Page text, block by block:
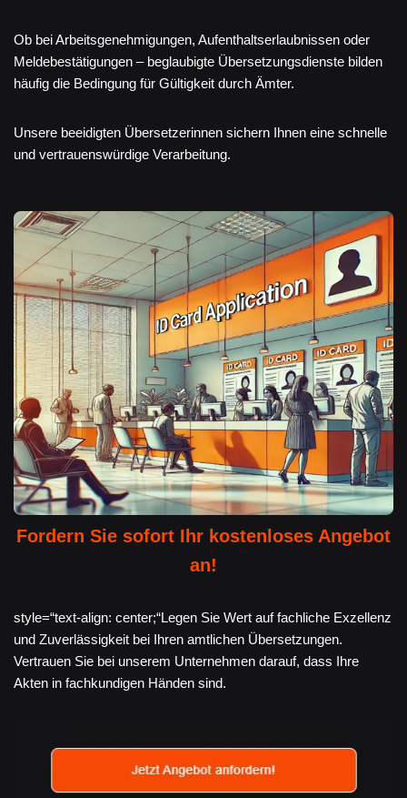
Ob bei Arbeitsgenehmigungen, Aufenthaltserlaubnissen oder
Meldebestätigungen – beglaubigte Übersetzungsdienste bilden
häufig die Bedingung für Gültigkeit durch Ämter.
Unsere beeidigten Übersetzerinnen sichern Ihnen eine schnelle
und vertrauenswürdige Verarbeitung.
Fordern Sie sofort Ihr kostenloses Angebot
an!
style=“text-align: center;“Legen Sie Wert auf fachliche Exzellenz
und Zuverlässigkeit bei Ihren amtlichen Übersetzungen.
Vertrauen Sie bei unserem Unternehmen darauf, dass Ihre
Akten in fachkundigen Händen sind.